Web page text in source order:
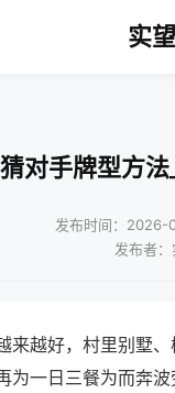
实
对手牌型方
发布时间：2026-
发布者
来越好，村里别墅
为一日三餐为而奔